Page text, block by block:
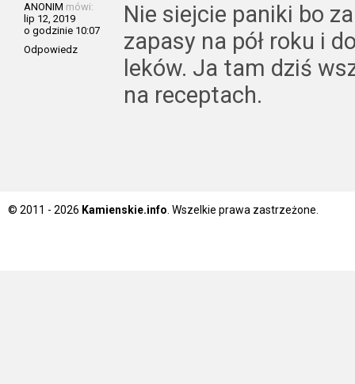
ANONIM mówi:
lip 12, 2019
o godzinie 10:07
Odpowiedz
Nie siejcie paniki bo
zapasy na pół roku i
leków. Ja tam dziś
na receptach.
© 2011 - 2026 Kamienskie.info . Wszelkie prawa zastrzeżone.